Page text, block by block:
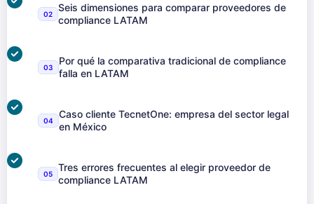
02
Seis dimensiones para comparar proveedores de
compliance LATAM
03
Por qué la comparativa tradicional de compliance
falla en LATAM
04
Caso cliente TecnetOne: empresa del sector legal
en México
05
Tres errores frecuentes al elegir proveedor de
compliance LATAM